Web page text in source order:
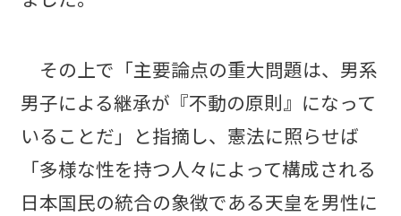
その上で「主要論点の重大問題は、男系
男子による継承が『不動の原則』になって
いることだ」と指摘し、憲法に照らせば
「多様な性を持つ人々によって構成される
日本国民の統合の象徴である天皇を男性に